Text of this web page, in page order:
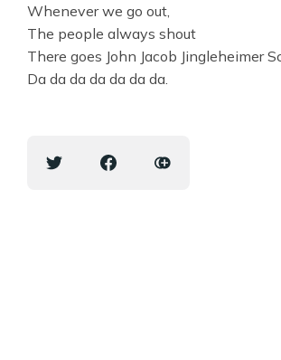
Whenever we go out,
The people always shout
There goes John Jacob Jingleheimer
Da da da da da da da.